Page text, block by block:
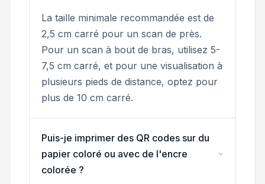
La taille minimale recommandée est de
2,5 cm carré pour un scan de près.
Pour un scan à bout de bras, utilisez 5-
7,5 cm carré, et pour une visualisation à
plusieurs pieds de distance, optez pour
plus de 10 cm carré.
Puis-je imprimer des QR codes sur du
papier coloré ou avec de l'encre
colorée ?